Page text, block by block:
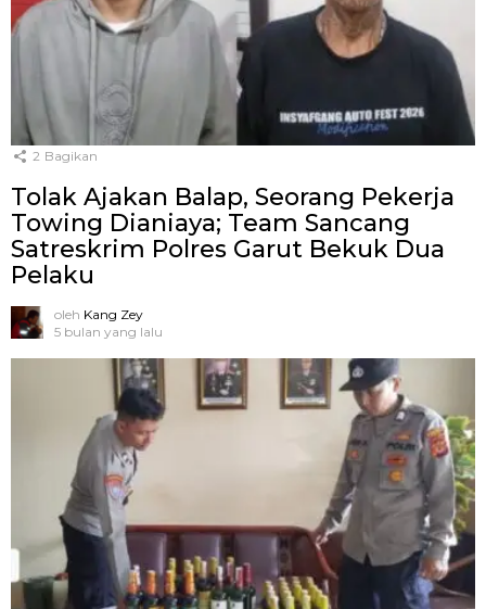
2 Bagikan
Tolak Ajakan Balap, Seorang Pekerja
Towing Dianiaya; Team Sancang
Satreskrim Polres Garut Bekuk Dua
Pelaku
oleh Kang Zey
5 bulan yang lalu